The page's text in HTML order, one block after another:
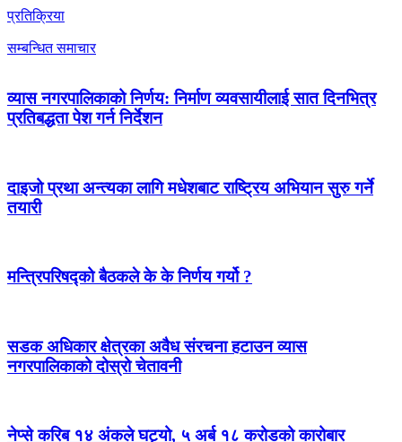
प्रतिक्रिया
सम्बन्धित समाचार
व्यास नगरपालिकाको निर्णय: निर्माण व्यवसायीलाई सात दिनभित्र
प्रतिबद्धता पेश गर्न निर्देशन
दाइजो प्रथा अन्त्यका लागि मधेशबाट राष्ट्रिय अभियान सुरु गर्ने
तयारी
मन्त्रिपरिषद्को बैठकले के के निर्णय गर्यो ?
सडक अधिकार क्षेत्रका अवैध संरचना हटाउन व्यास
नगरपालिकाको दोस्रो चेतावनी
नेप्से करिब १४ अंकले घट्यो, ५ अर्ब १८ करोडको कारोबार